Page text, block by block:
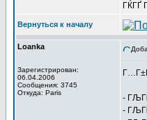
ГЌГҐ
Вернуться к началу
Loanka
Зарегистрирован:
06.04.2006
Сообщения: 3745
Откуда: Paris
-
-